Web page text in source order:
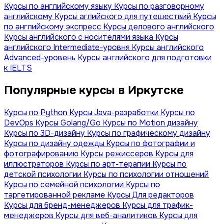
Курсы по английскому языку Курсы по разговорному
английскому Курсы аглийского для путешествий Курсы
по английскому экспресс Курсы делового английского
Курсы английского с носителями языка Курсы
английского Intermediate-уровня Курсы английского
Advanced-уровень Курсы английского для подготовки
к IELTS
Популярные курсы в Иркутске
Курсы по Python Курсы Java-разработки Курсы по
DevOps Курсы Golang/Go Курсы по Motion дизайну
Курсы по 3D-дизайну Курсы по графическому дизайну
Курсы по дизайну одежды Курсы по фотографии и
фотографированию Курсы режиссеров Курсы для
иллюстраторов Курсы по арт-терапии Курсы по
детской психологии Курсы по психологии отношений
Курсы по семейной психологии Курсы по
таргетированной рекламе Курсы Для редакторов
Курсы для бренд-менеджеров Курсы для трафик-
менеджеров Курсы для веб-аналитиков Курсы для